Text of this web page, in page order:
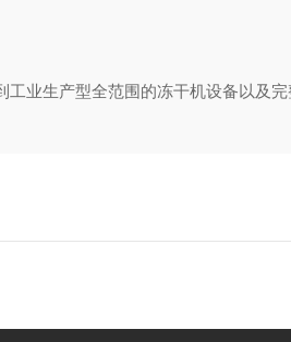
业生产型全范围的冻干机设备以及完